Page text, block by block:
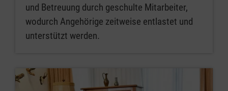
und Betreuung durch geschulte Mitarbeiter,
wodurch Angehörige zeitweise entlastet und
unterstützt werden.